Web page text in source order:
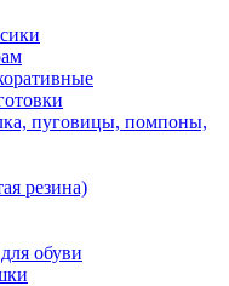
пуговицы, помпоны,
резина)
обуви